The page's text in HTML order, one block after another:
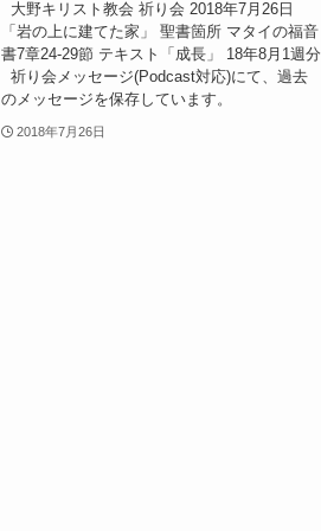
大野キリスト教会 祈り会 2018年7月26日
「岩の上に建てた家」 聖書箇所 マタイの福音
書7章24-29節 テキスト「成長」 18年8月1週分
祈り会メッセージ(Podcast対応)にて、過去
のメッセージを保存しています。
2018年7月26日